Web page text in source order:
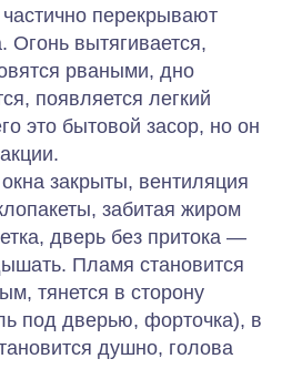
перекрывают
Огонь вытягивается,
рваными, дно
появляется легкий
это бытовой засор, но он
закрыты, вентиляция
забитая жиром
дверь без притока —
Пламя становится
тянется в сторону
под дверью, форточка), в
душно, голова